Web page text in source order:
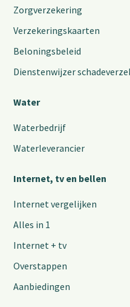
Zorgverzekering
Verzekeringskaarten
Beloningsbeleid
Dienstenwijzer
Water
Waterbedrijf
Waterleverancier
Internet, tv en bellen
Internet vergelijken
Alles in 1
Internet + tv
Overstappen
Aanbiedingen